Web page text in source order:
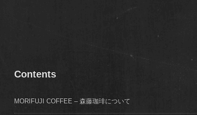
Contents
MORIFUJI COFFEE – 森藤珈琲について